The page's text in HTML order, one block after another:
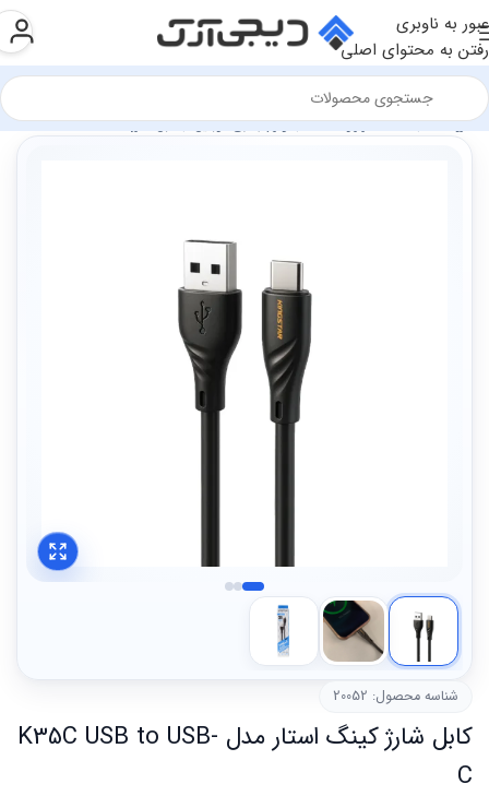
عبور به ناوبری
رفتن به محتوای اصلی
فروشگاه سخت افزار و قطعات لوازم جانبی موبایل کابل شارژ
شناسه محصول: 20052
کابل شارژ کینگ استار مدل K35C USB to USB-
C